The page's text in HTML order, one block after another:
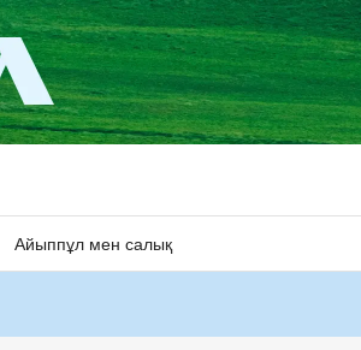
Айыппұл мен салық